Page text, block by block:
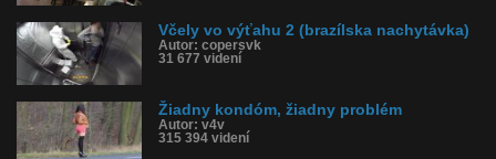
Včely vo výťahu 2 (brazílska nachytávka)
Autor: copersvk
31 677 videní
Žiadny kondóm, žiadny problém
Autor: v4v
315 394 videní